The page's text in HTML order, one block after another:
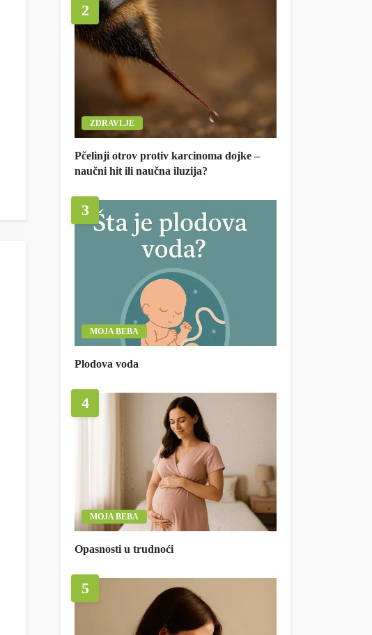
2
ZDRAVLJE
Pčelinji otrov protiv karcinoma dojke –
naučni hit ili naučna iluzija?
3
MOJA BEBA
Plodova voda
4
MOJA BEBA
Opasnosti u trudnoći
5